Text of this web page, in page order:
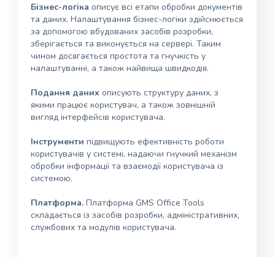
Бізнес-логіка описує всі етапи обробки документів
та даних. Налаштування бізнес-логіки здійснюється
за допомогою вбудованих засобів розробки,
зберігається та виконується на сервері. Таким
чином досягається простота та гнучкість у
налаштуванні, а також найвища швидкодія.
Подання даних описують структуру даних, з
якими працює користувач, а також зовнішній
вигляд інтерфейсів користувача.
Інструменти підвищують ефективність роботи
користувачів у системі, надаючи гнучкий механізм
обробки інформації та взаємодії користувача із
системою.
Платформа. Платформа GMS Office Tools
складається із засобів розробки, адміністративних,
службових та модулів користувача.